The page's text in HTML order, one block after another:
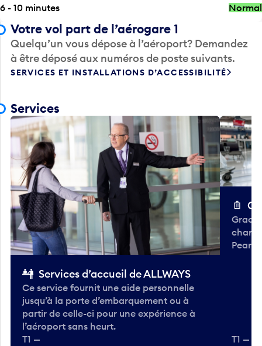
6 - 10 minutes
Normal
Votre vol part de l’aérogare 1
Quelqu’un vous dépose à l’aéroport? Demandez
à être déposé aux numéros de poste suivants.
SERVICES ET INSTALLATIONS D’ACCESSIBILITÉ
Services
Services d’accueil de ALLWAYS
Ce service fournit une aide personnelle
jusqu’à la porte d’embarquement ou à
partir de celle-ci pour une expérience à
l’aéroport sans heurt.
T1 —
T1 —